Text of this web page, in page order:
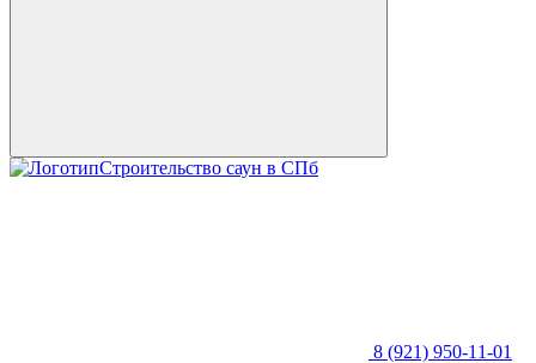
Строительство саун в СПб
8 (921) 950-11-01